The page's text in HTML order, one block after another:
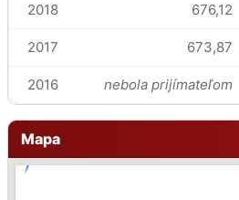
2018 676,12
2017 673,87
2016 nebola prijímateľom
Mapa